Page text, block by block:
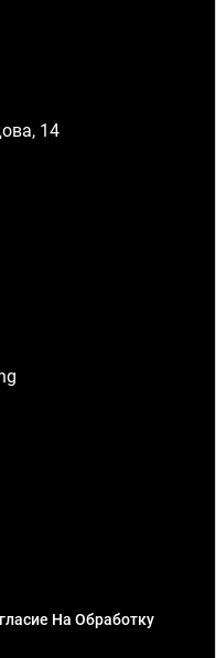
14
На Обработку